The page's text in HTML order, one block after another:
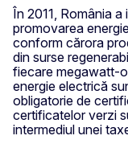
În 2011, România
promovarea
conform cărora
din surse
fiecare megawatt-
energie electrică
obligatorie de
certificatelor verzi
intermediul unei